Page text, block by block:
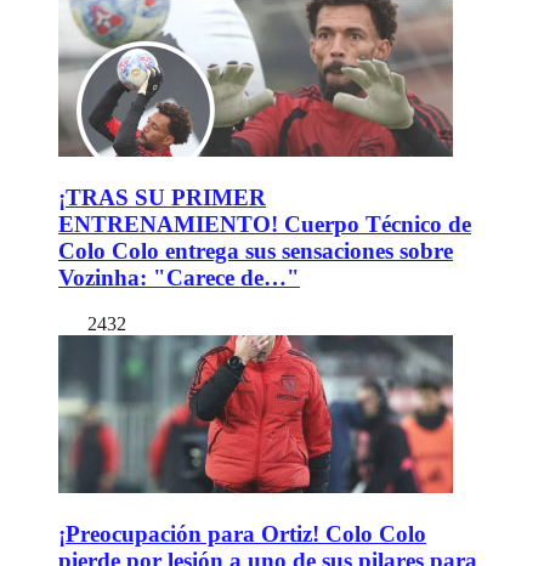
¡TRAS SU PRIMER
ENTRENAMIENTO! Cuerpo Técnico de
Colo Colo entrega sus sensaciones sobre
Vozinha: "Carece de…"
2432
¡Preocupación para Ortiz! Colo Colo
pierde por lesión a uno de sus pilares para